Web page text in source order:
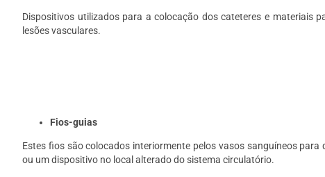
Dispositivos utilizados para a colocação dos cateteres e materiais
lesões vasculares.
Fios-guias
Estes fios são colocados interiormente pelos vasos sanguíneos para
ou um dispositivo no local alterado do sistema circulatório.